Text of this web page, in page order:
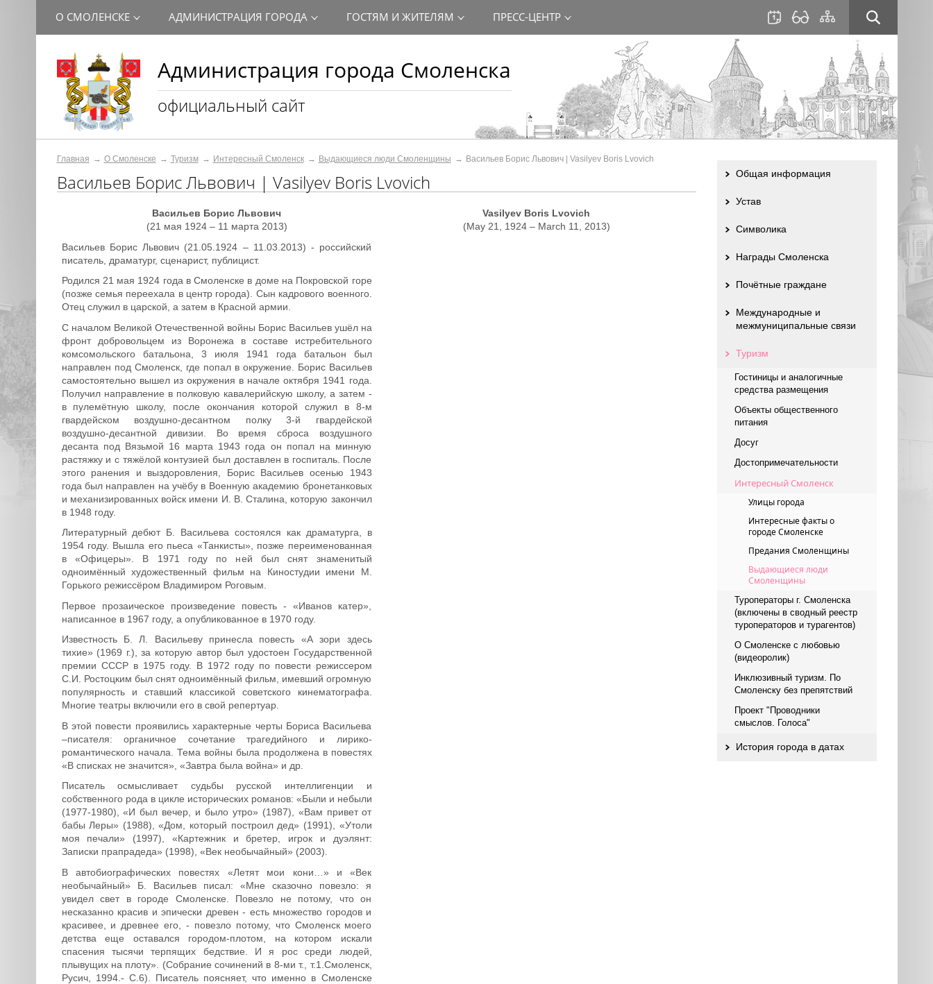
Администрация города Смоленска
официальный сайт
О СМОЛЕНСКЕ АДМИНИСТРАЦИЯ ГОРОДА ГОСТЯМ И ЖИТЕЛЯМ ПРЕСС-ЦЕНТР
Главная О Смоленске Туризм Интересный Смоленск Выдающиеся люди Смоленщины Васильев Борис Львович | Vasilyev Boris Lvovich
Васильев Борис Львович | Vasilyev Boris Lvovich
Васильев Борис Львович
(21 мая 1924 – 11 марта 2013)
Васильев Борис Львович (21.05.1924 – 11.03.2013) - российский
писатель, драматург, сценарист, публицист.
Родился 21 мая 1924 года в Смоленске в доме на Покровской горе
(позже семья переехала в центр города). Сын кадрового военного.
Отец служил в царской, а затем в Красной армии.
С началом Великой Отечественной войны Борис Васильев ушёл на
фронт добровольцем из Воронежа в составе истребительного
комсомольского батальона, 3 июля 1941 года батальон был
направлен под Смоленск, где попал в окружение. Борис Васильев
самостоятельно вышел из окружения в начале октября 1941 года.
Получил направление в полковую кавалерийскую школу, а затем -
в пулемётную школу, после окончания которой служил в 8-м
гвардейском воздушно-десантном полку 3-й гвардейской
воздушно-десантной дивизии. Во время сброса воздушного
десанта под Вязьмой 16 марта 1943 года он попал на минную
растяжку и с тяжёлой контузией был доставлен в госпиталь. После
этого ранения и выздоровления, Борис Васильев осенью 1943
года был направлен на учёбу в Военную академию бронетанковых
и механизированных войск имени И. В. Сталина, которую закончил
в 1948 году.
Литературный дебют Б. Васильева состоялся как драматурга, в
1954 году. Вышла его пьеса «Танкисты», позже переименованная
в «Офицеры». В 1971 году по ней был снят знаменитый
одноимённый художественный фильм на Киностудии имени М.
Горького режиссёром Владимиром Роговым.
Первое прозаическое произведение повесть - «Иванов катер»,
написанное в 1967 году, а опубликованное в 1970 году.
Известность Б. Л. Васильеву принесла повесть «А зори здесь
тихие» (1969 г.), за которую автор был удостоен Государственной
премии СССР в 1975 году. В 1972 году по повести режиссером
С.И. Ростоцким был снят одноимённый фильм, имевший огромную
популярность и ставший классикой советского кинематографа.
Многие театры включили его в свой репертуар.
В этой повести проявились характерные черты Бориса Васильева
–писателя: органичное сочетание трагедийного и лирико-
романтического начала. Тема войны была продолжена в повестях
«В списках не значится», «Завтра была война» и др.
Писатель осмысливает судьбы русской интеллигенции и
собственного рода в цикле исторических романов: «Были и небыли
(1977-1980), «И был вечер, и было утро» (1987), «Вам привет от
бабы Леры» (1988), «Дом, который построил дед» (1991), «Утоли
моя печали» (1997), «Картежник и бретер, игрок и дуэлянт:
Записки прапрадеда» (1998), «Век необычайный» (2003).
В автобиографических повестях «Летят мои кони…» и «Век
необычайный» Б. Васильев писал: «Мне сказочно повезло: я
увидел свет в городе Смоленске. Повезло не потому, что он
несказанно красив и эпически древен - есть множество городов и
красивее, и древнее его, - повезло потому, что Смоленск моего
детства еще оставался городом-плотом, на котором искали
спасения тысячи терпящих бедствие. И я рос среди людей,
плывущих на плоту». (Собрание сочинений в 8-ми т., т.1.Смоленск,
Русич, 1994.- С.6). Писатель поясняет, что именно в Смоленске
Vasilyev Boris Lvovich
(May 21, 1924 – March 11, 2013)
Общая информация
Устав
Символика
Награды Смоленска
Почётные граждане
Международные и
межмуниципальные связи
Туризм
Гостиницы и аналогичные
средства размещения
Объекты общественного
питания
Досуг
Достопримечательности
Интересный Смоленск
Улицы города
Интересные факты о
городе Смоленске
Предания Смоленщины
Выдающиеся люди
Смоленщины
Туроператоры г. Смоленска
(включены в сводный реестр
туроператоров и турагентов)
О Смоленске с любовью
(видеоролик)
Инклюзивный туризм. По
Смоленску без препятствий
Проект "Проводники
смыслов. Голоса"
История города в датах